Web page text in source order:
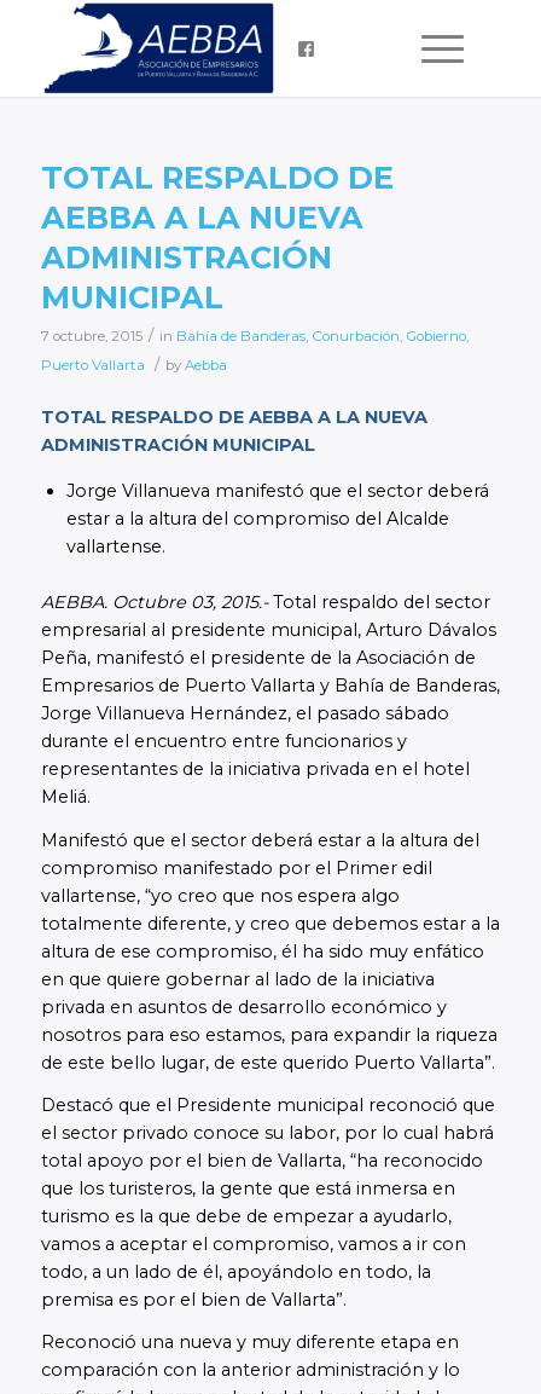
TOTAL RESPALDO DE
AEBBA A LA NUEVA
ADMINISTRACIÓN
MUNICIPAL
7 octubre, 2015 / in Bahía de Banderas, Conurbación, Gobierno,
Puerto Vallarta
/ by Aebba
TOTAL RESPALDO DE AEBBA A LA NUEVA
ADMINISTRACIÓN MUNICIPAL
Jorge Villanueva manifestó que el sector deberá
estar a la altura del compromiso del Alcalde
vallartense.
AEBBA. Octubre 03, 2015.-Total respaldo del sector
empresarial al presidente municipal, Arturo Dávalos
Peña, manifestó el presidente de la Asociación de
Empresarios de Puerto Vallarta y Bahía de Banderas,
Jorge Villanueva Hernández, el pasado sábado
durante el encuentro entre funcionarios y
representantes de la iniciativa privada en el hotel
Meliá.
Manifestó que el sector deberá estar a la altura del
compromiso manifestado por el Primer edil
vallartense, “yo creo que nos espera algo
totalmente diferente, y creo que debemos estar a la
altura de ese compromiso, él ha sido muy enfático
en que quiere gobernar al lado de la iniciativa
privada en asuntos de desarrollo económico y
nosotros para eso estamos, para expandir la riqueza
de este bello lugar, de este querido Puerto Vallarta”.
Destacó que el Presidente municipal reconoció que
el sector privado conoce su labor, por lo cual habrá
total apoyo por el bien de Vallarta, “ha reconocido
que los turisteros, la gente que está inmersa en
turismo es la que debe de empezar a ayudarlo,
vamos a aceptar el compromiso, vamos a ir con
todo, a un lado de él, apoyándolo en todo, la
premisa es por el bien de Vallarta”.
Reconoció una nueva y muy diferente etapa en
comparación con la anterior administración y lo